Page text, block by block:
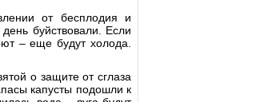
от бесплодия и
буйствовали. Если
– еще будут холода.
о защите от сглаза
капусты подошли к